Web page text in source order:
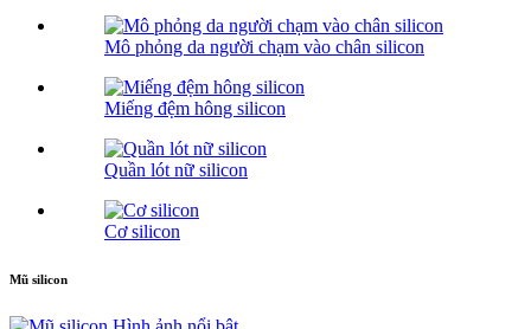
Mô phỏng da người chạm vào chân silicon
Miếng đệm hông silicon
Quần lót nữ silicon
Cơ silicon
Mũ silicon